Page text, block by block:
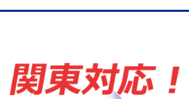
給水管工事※（土の掘削・埋め戻し作
業)